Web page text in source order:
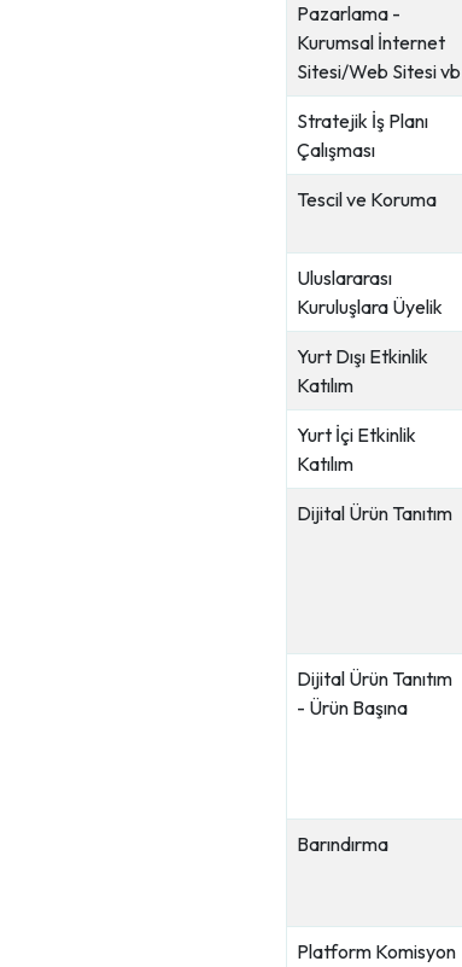
Pazarlama -
Kurumsal İnternet
Sitesi/Web Sitesi vb
Stratejik İş Planı
Çalışması
Tescil ve Koruma
Uluslararası
Kuruluşlara Üyelik
Yurt Dışı Etkinlik
Katılım
Yurt İçi Etkinlik
Katılım
Dijital Ürün Tanıtım
Dijital Ürün Tanıtım
- Ürün Başına
Barındırma
Platform Komisyon